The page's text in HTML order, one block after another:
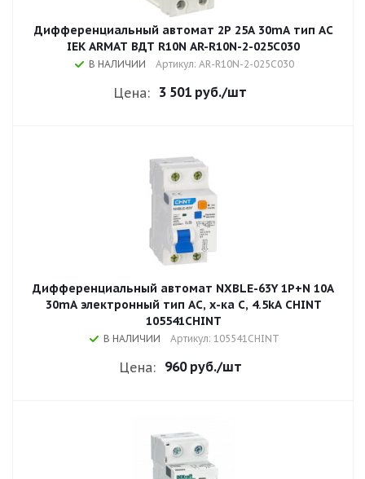
Дифференциальный автомат 2P 25А 30mA тип AC
IEK ARMAT ВДТ R10N AR-R10N-2-025C030
В НАЛИЧИИ Артикул: AR-R10N-2-025C030
Цена: 3 501 руб./шт
Дифференциальный автомат NXBLE-63Y 1P+N 10А
30mA электронный тип AС, х-ка С, 4.5kA CHINT
105541CHINT
В НАЛИЧИИ Артикул: 105541CHINT
Цена: 960 руб./шт